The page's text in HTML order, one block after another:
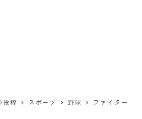
投稿 スポーツ 野球
ファイター